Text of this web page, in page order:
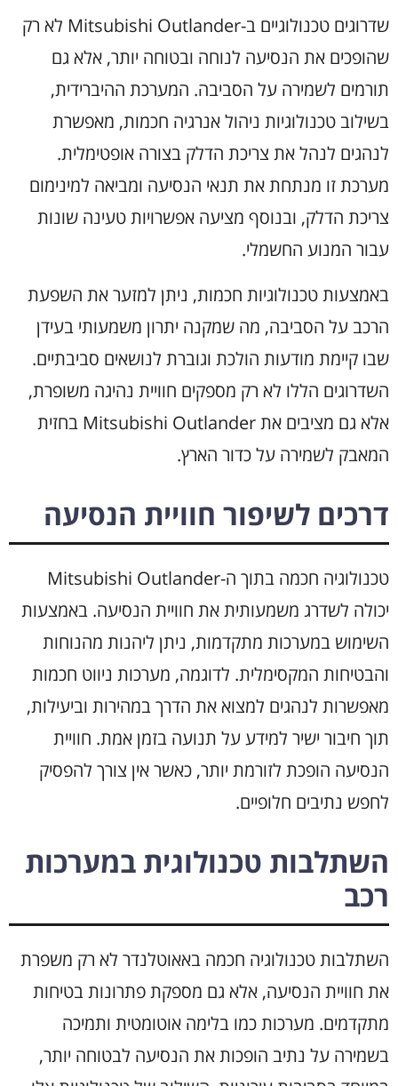
שדרוגים טכנולוגיים ב-Mitsubishi Outlander לא רק
שהופכים את הנסיעה לנוחה ובטוחה יותר, אלא גם
תורמים לשמירה על הסביבה. המערכת ההיברידית,
בשילוב טכנולוגיות ניהול אנרגיה חכמות, מאפשרת
לנהגים לנהל את צריכת הדלק בצורה אופטימלית.
מערכת זו מנתחת את תנאי הנסיעה ומביאה למינימום
צריכת הדלק, ובנוסף מציעה אפשרויות טעינה שונות
עבור המנוע החשמלי.
באמצעות טכנולוגיות חכמות, ניתן למזער את השפעת
הרכב על הסביבה, מה שמקנה יתרון משמעותי בעידן
שבו קיימת מודעות הולכת וגוברת לנושאים סביבתיים.
השדרוגים הללו לא רק מספקים חוויית נהיגה משופרת,
אלא גם מציבים את Mitsubishi Outlander בחזית
המאבק לשמירה על כדור הארץ.
דרכים לשיפור חוויית הנסיעה
טכנולוגיה חכמה בתוך ה-Mitsubishi Outlander
יכולה לשדרג משמעותית את חוויית הנסיעה. באמצעות
השימוש במערכות מתקדמות, ניתן ליהנות מהנוחות
והבטיחות המקסימלית. לדוגמה, מערכות ניווט חכמות
מאפשרות לנהגים למצוא את הדרך במהירות וביעילות,
תוך חיבור ישיר למידע על תנועה בזמן אמת. חוויית
הנסיעה הופכת לזורמת יותר, כאשר אין צורך להפסיק
לחפש נתיבים חלופיים.
השתלבות טכנולוגית במערכות
רכב
השתלבות טכנולוגיה חכמה באאוטלנדר לא רק משפרת
את חוויית הנסיעה, אלא גם מספקת פתרונות בטיחות
מתקדמים. מערכות כמו בלימה אוטומטית ותמיכה
בשמירה על נתיב הופכות את הנסיעה לבטוחה יותר,